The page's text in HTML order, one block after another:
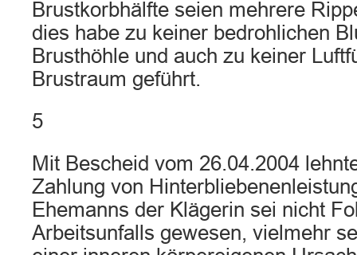
Brustkorbhälfte seien mehrere
dies habe zu keiner bedrohlichen
Brusthöhle und auch zu keiner
Brustraum geführt.
5
Mit Bescheid vom 26.04.2004
Zahlung von
Ehemanns der Klägerin sei nicht
Arbeitsunfalls gewesen, vielmehr